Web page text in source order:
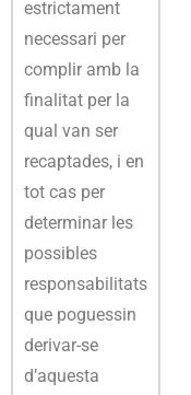
estrictament
necessari per
complir amb la
finalitat per la
qual van ser
recaptades, i en
tot cas per
determinar les
possibles
responsabilitats
que poguessin
derivar-se
d’aquesta